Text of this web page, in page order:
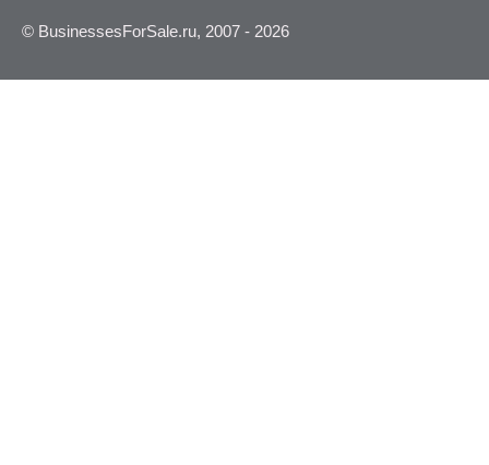
© BusinessesForSale.ru, 2007 - 2026